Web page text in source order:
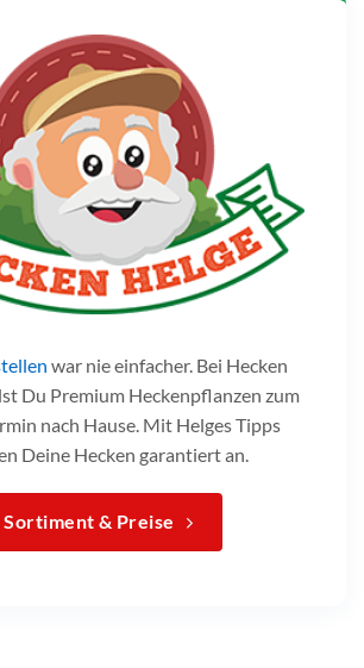
war nie einfacher. Bei Hecken
Du Premium Heckenpflanzen zum
nach Hause. Mit Helges Tipps
Deine Hecken garantiert an.
Sortiment & Preise